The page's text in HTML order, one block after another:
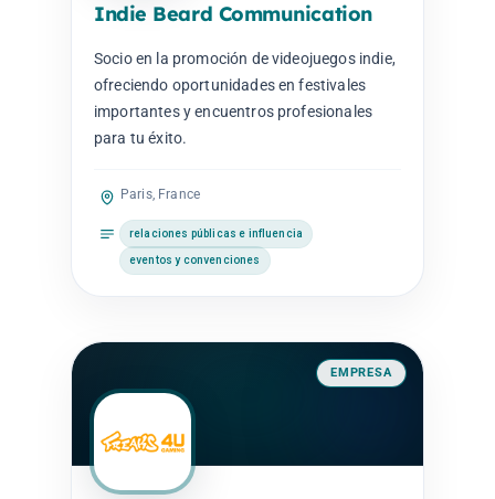
Indie Beard Communication
Socio en la promoción de videojuegos indie,
ofreciendo oportunidades en festivales
importantes y encuentros profesionales
para tu éxito.
Paris, France
relaciones públicas e influencia
eventos y convenciones
EMPRESA